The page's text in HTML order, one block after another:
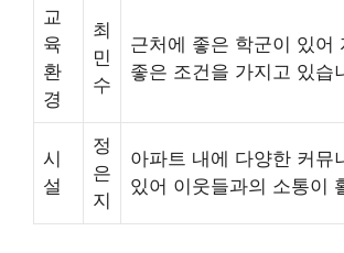
교
육
환
경
최
민
수
근처에 좋은 학군이 있어
좋은 조건을 가지고 있습
시
설
정
은
지
아파트 내에 다양한 커뮤
있어 이웃들과의 소통이